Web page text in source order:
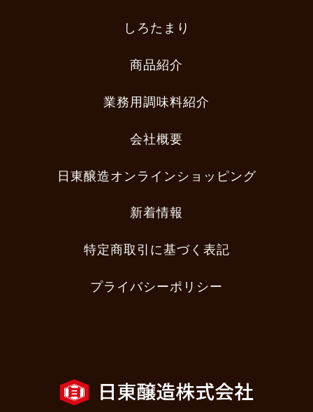
しろたまり
商品紹介
業務用調味料紹介
会社概要
日東醸造オンラインショッピング
新着情報
特定商取引に基づく表記
プライバシーポリシー